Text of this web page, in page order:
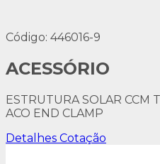
Código: 446016-9
ACESSÓRIO
ESTRUTURA SOLAR CCM
ACO END CLAMP
Detalhes Cotação